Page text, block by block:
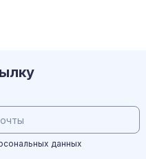
данных